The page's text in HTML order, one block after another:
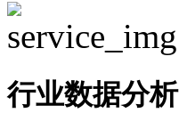
行业数据分析